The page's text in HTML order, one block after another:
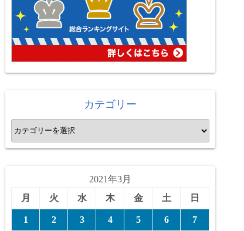
カテゴリー
カ
テ
2021年3月
月
火 水 木 金 土 日
1 2 3 4 5 6 7